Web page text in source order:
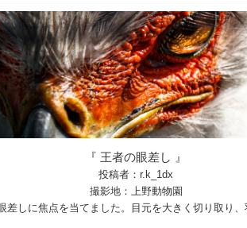
『 王者の眼差し 』
投稿者：r.k_1dx
撮影地：上野動物園
差しに焦点を当てました。目元を大きく切り取り